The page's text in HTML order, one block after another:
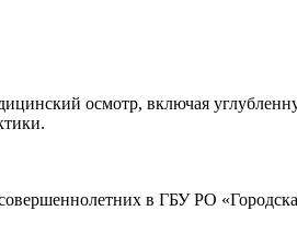
осмотр, включая
в ГБУ РО